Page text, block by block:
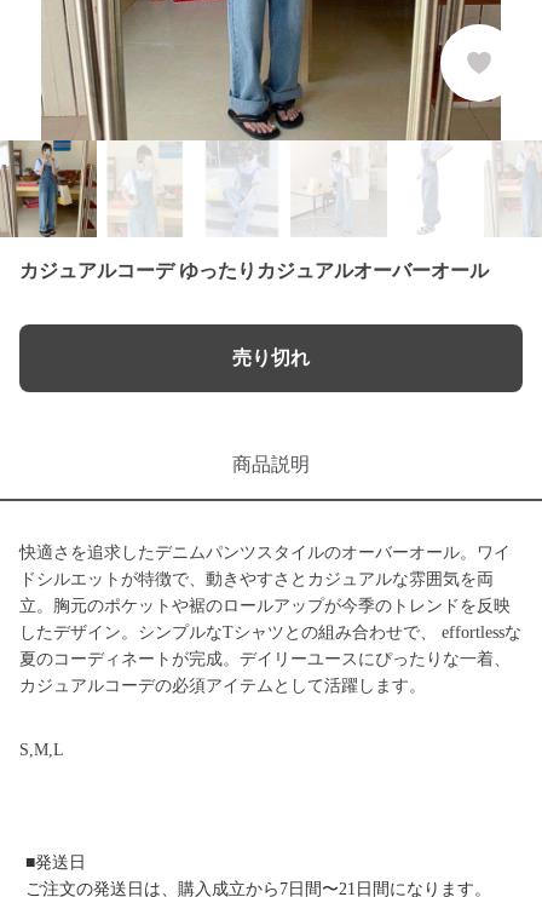
カジュアルコーデ ゆったりカジュアルオーバーオール
売り切れ
商品説明
快適さを追求したデニムパンツスタイルのオーバーオール。ワイ
ドシルエットが特徴で、動きやすさとカジュアルな雰囲気を両
立。胸元のポケットや裾のロールアップが今季のトレンドを反映
したデザイン。シンプルなTシャツとの組み合わせで、 effortlessな
夏のコーディネートが完成。デイリーユースにぴったりな一着、
カジュアルコーデの必須アイテムとして活躍します。
S,M,L
■発送日
ご注文の発送日は、購入成立から7日間〜21日間になります。